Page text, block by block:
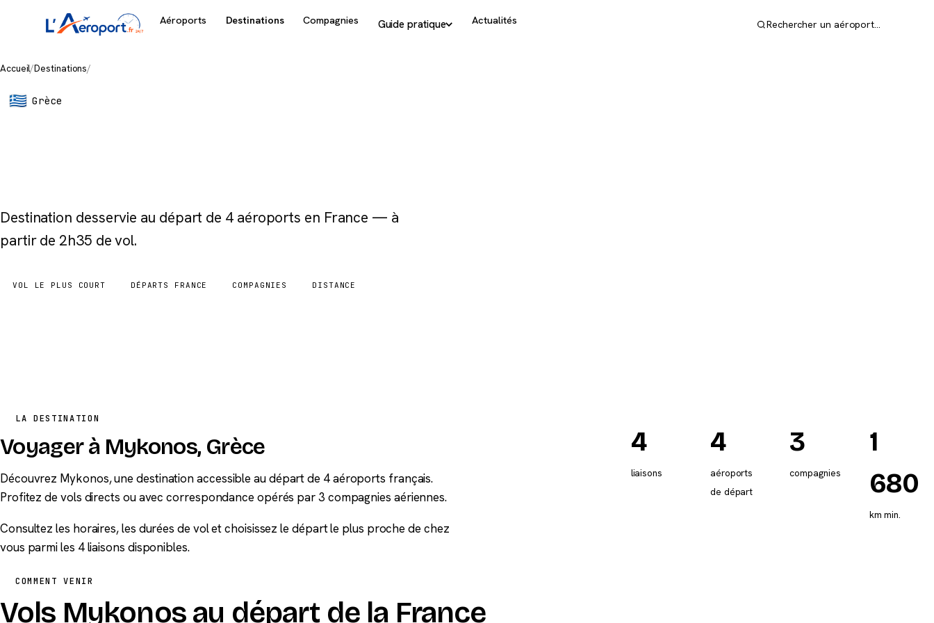
Aéroports Destinations Compagnies Guide pratique Actualités Rechercher un aéroport…
Accueil/Destinations/
Grèce
Destination desservie au départ de 4 aéroports en France — à
partir de 2h35 de vol.
VOL LE PLUS COURT DÉPARTS FRANCE COMPAGNIES DISTANCE
LA DESTINATION
Voyager à Mykonos, Grèce
Découvrez Mykonos, une destination accessible au départ de 4 aéroports français.
Profitez de vols directs ou avec correspondance opérés par 3 compagnies aériennes.
Consultez les horaires, les durées de vol et choisissez le départ le plus proche de chez
vous parmi les 4 liaisons disponibles.
4
liaisons
4
aéroports
de départ
3
compagnies
1
680
km min.
COMMENT VENIR
Vols Mykonos au départ de la France